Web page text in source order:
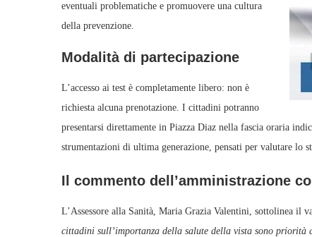
eventuali problematiche e promuovere una cultura
della prevenzione.
Modalità di partecipazione
L’accesso ai test è completamente libero: non è
richiesta alcuna prenotazione. I cittadini potranno
presentarsi direttamente in Piazza Diaz nella fascia oraria
strumentazioni di ultima generazione, pensati per valutare
Il commento dell’amministrazione
L’Assessore alla Sanità, Maria Grazia Valentini, sottolinea il
cittadini sull’importanza della salute della vista sono priorità